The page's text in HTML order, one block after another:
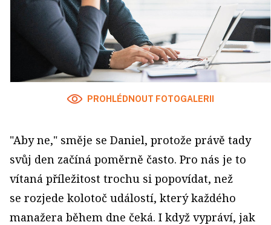
PROHLÉDNOUT FOTOGALERII
"Aby ne," směje se Daniel, protože právě tady
svůj den začíná poměrně často. Pro nás je to
vítaná příležitost trochu si popovídat, než
se rozjede kolotoč událostí, který každého
manažera během dne čeká. I když vypráví, jak